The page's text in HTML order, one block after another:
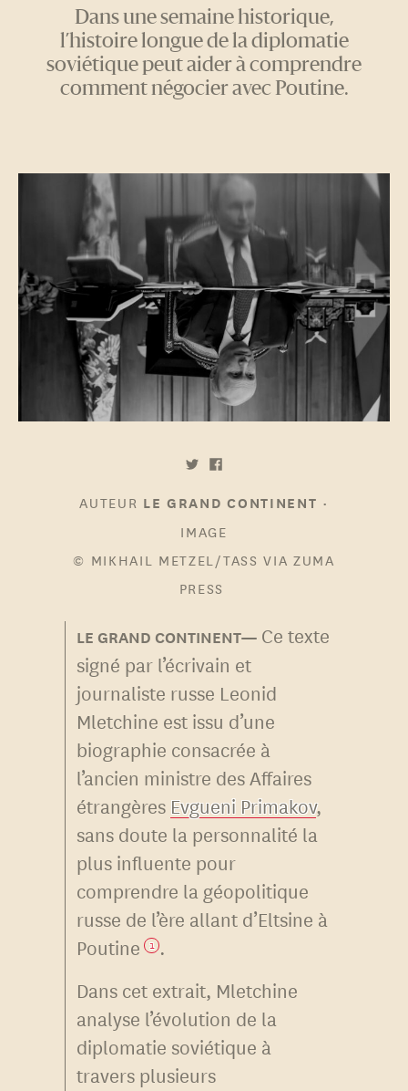
Dans une semaine historique,
l’histoire longue de la diplomatie
soviétique peut aider à comprendre
comment négocier avec Poutine.
AUTEUR LE GRAND CONTINENT •
IMAGE
© MIKHAIL METZEL/TASS VIA ZUMA
PRESS
Ce texte
signé par l’écrivain et
journaliste russe Leonid
Mletchine est issu d’une
biographie consacrée à
l’ancien ministre des Affaires
étrangères Evgueni Primakov,
sans doute la personnalité la
plus influente pour
comprendre la géopolitique
russe de l’ère allant d’Eltsine à
Poutine 1 .
Dans cet extrait, Mletchine
analyse l’évolution de la
diplomatie soviétique à
travers plusieurs